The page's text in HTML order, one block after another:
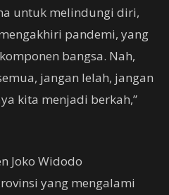
untuk melindungi diri,
pandemi, yang
bangsa. Nah,
jangan lelah, jangan
kita menjadi berkah,”
Joko Widodo
yang mengalami